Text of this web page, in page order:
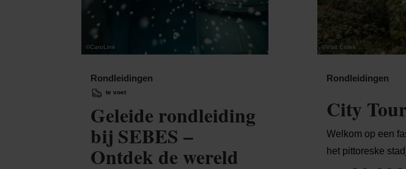
©CaroLine
Rondleidingen
te voet
Geleide rondleiding
bij SEBES –
Ontdek de wereld
©Visit Éislek
Rondleidingen
City
Welkom op een
het pittoreske